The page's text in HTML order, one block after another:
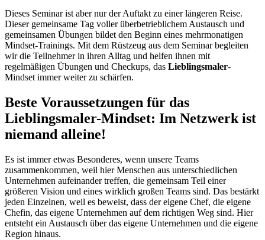
Dieses Seminar ist aber nur der Auftakt zu einer längeren Reise.
Dieser gemeinsame Tag voller überbetrieblichem Austausch und
gemeinsamen Übungen bildet den Beginn eines mehrmonatigen
Mindset-Trainings. Mit dem Rüstzeug aus dem Seminar begleiten
wir die Teilnehmer in ihren Alltag und helfen ihnen mit
regelmäßigen Übungen und Checkups, das Lieblingsmaler-
Mindset immer weiter zu schärfen.
Beste Voraussetzungen für das
Lieblingsmaler-Mindset: Im Netzwerk ist
niemand alleine!
Es ist immer etwas Besonderes, wenn unsere Teams
zusammenkommen, weil hier Menschen aus unterschiedlichen
Unternehmen aufeinander treffen, die gemeinsam Teil einer
größeren Vision und eines wirklich großen Teams sind. Das bestärkt
jeden Einzelnen, weil es beweist, dass der eigene Chef, die eigene
Chefin, das eigene Unternehmen auf dem richtigen Weg sind. Hier
entsteht ein Austausch über das eigene Unternehmen und die eigene
Region hinaus.